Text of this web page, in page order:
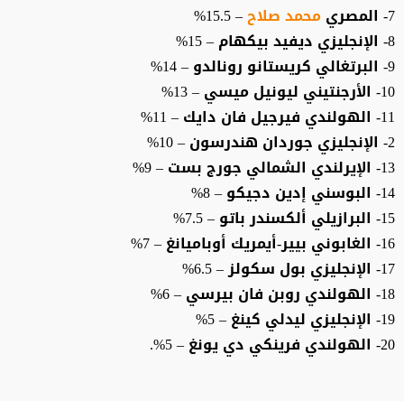
7- المصري
محمد صلاح– 15.5%
8- الإنجليزي ديفيد بيكهام – 15%
9- البرتغالي كريستانو رونالدو – 14%
10- الأرجنتيني ليونيل ميسي – 13%
11- الهولندي فيرجيل فان دايك – 11%
2- الإنجليزي جوردان هندرسون – 10%
13- الإيرلندي الشمالي جورج بست – 9%
14- البوسني إدين دجيكو – 8%
15- البرازيلي ألكسندر باتو – 7.5%
16- الغابوني بيير-أيمريك أوباميانغ – 7%
17- الإنجليزي بول سكولز – 6.5%
18- الهولندي روبن فان بيرسي – 6%
19- الإنجليزي ليدلي كينغ – 5%
20- الهولندي فرينكي دي يونغ – 5%.